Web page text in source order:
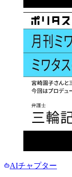
AIチャプター